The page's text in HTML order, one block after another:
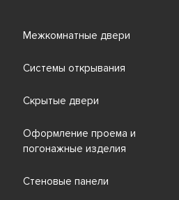
Межкомнатные двери
Системы открывания
Скрытые двери
Оформление проема и
погонажные изделия
Стеновые панели